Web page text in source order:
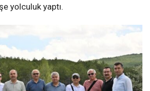
yolculuk yaptı.